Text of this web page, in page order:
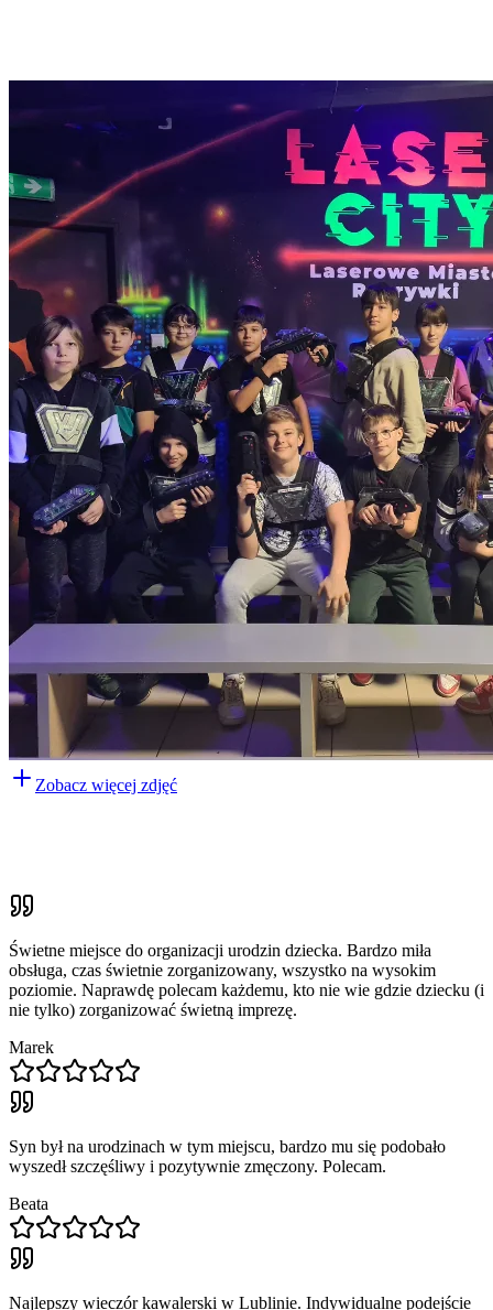
Zobacz więcej zdjęć
Świetne miejsce do organizacji urodzin dziecka. Bardzo miła
obsługa, czas świetnie zorganizowany, wszystko na wysokim
poziomie. Naprawdę polecam każdemu, kto nie wie gdzie dziecku (i
nie tylko) zorganizować świetną imprezę.
Marek
Syn był na urodzinach w tym miejscu, bardzo mu się podobało
wyszedł szczęśliwy i pozytywnie zmęczony. Polecam.
Beata
Najlepszy wieczór kawalerski w Lublinie. Indywidualne podejście